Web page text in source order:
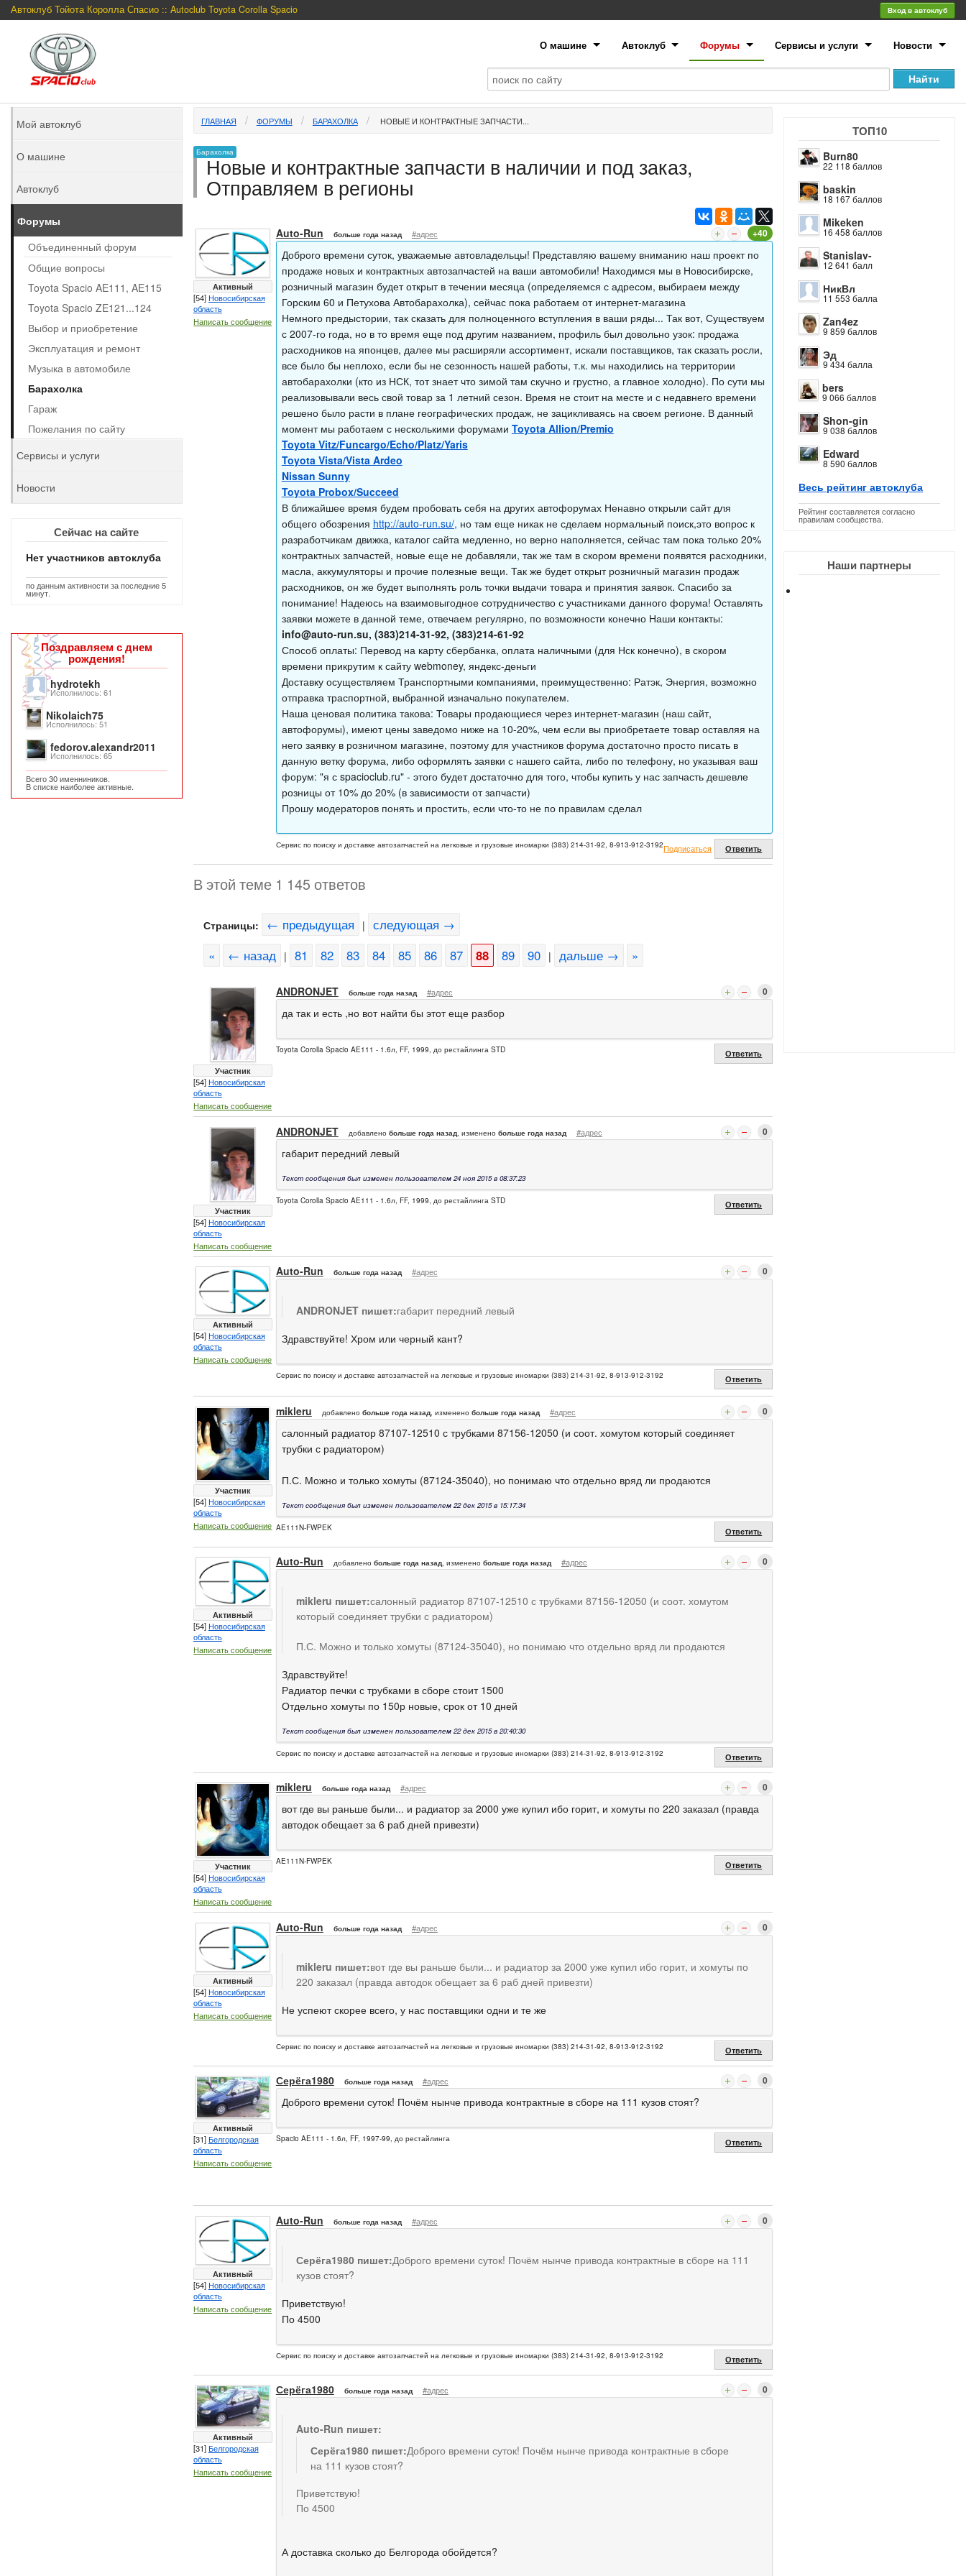
Автоклуб Тойота Королла Спасио :: Autoclub Toyota Corolla Spacio Вход в автоклуб
О машине Автоклуб Форумы Сервисы и услуги Новости
ТОП10
Burn80
22 118 баллов
baskin
18 167 баллов
Mikeken
16 458 баллов
Stanislav-
12 641 балл
НикВл
11 553 балла
Zan4ez
9 859 баллов
Эд
9 434 балла
bers
9 066 баллов
Shon-gin
9 038 баллов
Edward
8 590 баллов
Весь рейтинг автоклуба
Рейтинг составляется согласно
правилам сообщества.
Наши партнеры
ГЛАВНАЯ ФОРУМЫ БАРАХОЛКА НОВЫЕ И КОНТРАКТНЫЕ ЗАПЧАСТИ...
Барахолка
Новые и контрактные запчасти в наличии и под заказ,
Отправляем в регионы
Активный
[54]Новосибирская
область
Написать сообщение
Auto-Run больше года назад #адрес +40
Доброго времени суток, уважаемые автовладельцы! Представляю вашему вниманию наш проект по
продаже новых и контрактных автозапчастей на ваши автомобили! Находимся мы в Новосибирске,
розничный магазин будет открыт в течении месяца (определяемся с адресом, выбираем между
Горским 60 и Петухова Автобарахолка), сейчас пока работаем от интернет-магазина
Немного предыстории, так сказать для полноценного вступления в ваши ряды... Так вот, Существуем
с 2007-го года, но в то время еще под другим названием, профиль был довольно узок: продажа
расходников на японцев, далее мы расширяли ассортимент, искали поставщиков, так сказать росли,
все было бы неплохо, если бы не сезонность нашей работы, т.к. мы находились на территории
автобарахолки (кто из НСК, тот знает что зимой там скучно и грустно, а главное холодно). По сути мы
реализовывали весь свой товар за 1 летний сезон. Время не стоит на месте и с недавнего времени
решено было расти в плане географических продаж, не зацикливаясь на своем регионе. В данный
момент мы работаем с несколькими форумами Toyota Allion/Premio
Toyota Vitz/Funcargo/Echo/Platz/Yaris
Toyota Vista/Vista Ardeo
Nissan Sunny
Toyota Probox/Succeed
В ближайшее время будем пробовать себя на других автофорумах Ненавно открыли сайт для
общего обозрения http://auto-run.su/, но там еще никак не сделаем нормальный поиск,это вопрос к
разработчикам движка, каталог сайта медленно, но верно наполняется, сейчас там пока только 20%
контрактных запчастей, новые еще не добавляли, так же там в скором времени появятся расходники,
масла, аккумуляторы и прочие полезные вещи. Так же будет открыт розничный магазин продаж
расходников, он же будет выполнять роль точки выдачи товара и принятия заявок. Спасибо за
понимание! Надеюсь на взаимовыгодное сотрудничество с участниками данного форума! Оставлять
заявки можете в данной теме, отвечаем регулярно, по возможности конечно Наши контакты:
info@auto-run.su, (383)214-31-92, (383)214-61-92
Способ оплаты: Перевод на карту сбербанка, оплата наличными (для Нск конечно), в скором
времени прикрутим к сайту webmoney, яндекс-деньги
Доставку осуществляем Транспортными компаниями, преимущественно: Ратэк, Энергия, возможно
отправка траспортной, выбранной изначально покупателем.
Наша ценовая политика такова: Товары продающиеся через интернет-магазин (наш сайт,
автофорумы), имеют цены заведомо ниже на 10-20%, чем если вы приобретаете товар оставляя на
него заявку в розничном магазине, поэтому для участников форума достаточно просто писать в
данную ветку форума, либо оформлять заявки с нашего сайта, либо по телефону, но указывая ваш
форум: "я с spacioclub.ru" - этого будет достаточно для того, чтобы купить у нас запчасть дешевле
розницы от 10% до 20% (в зависимости от запчасти)
Прошу модераторов понять и простить, если что-то не по правилам сделал
Сервис по поиску и доставке автозапчастей на легковые и грузовые иномарки (383) 214-31-92, 8-913-912-3192Подписаться Ответить
В этой теме 1 145 ответов
Страницы: ← предыдущая | следующая →
«
← назад | 81 82 83 84 85 86 87 88 89 90 | дальше → »
Участник
[54]Новосибирская
область
Написать сообщение
ANDRONJET больше года назад #адрес 0
да так и есть ,но вот найти бы этот еще разбор
Toyota Corolla Spacio AE111 - 1.6л, FF, 1999, до рестайлинга STD Ответить
Участник
[54]Новосибирская
область
Написать сообщение
ANDRONJET добавлено больше года назад, изменено больше года назад #адрес 0
габарит передний левый
Текст сообщения был изменен пользователем 24 ноя 2015 в 08:37:23
Toyota Corolla Spacio AE111 - 1.6л, FF, 1999, до рестайлинга STD Ответить
Активный
[54]Новосибирская
область
Написать сообщение
Auto-Run больше года назад #адрес 0
ANDRONJET пишет:габарит передний левый
Здравствуйте! Хром или черный кант?
Сервис по поиску и доставке автозапчастей на легковые и грузовые иномарки (383) 214-31-92, 8-913-912-3192 Ответить
Участник
[54]Новосибирская
область
Написать сообщение
mikleru добавлено больше года назад, изменено больше года назад #адрес 0
салонный радиатор 87107-12510 с трубками 87156-12050 (и соот. хомутом который соединяет
трубки с радиатором)
П.С. Можно и только хомуты (87124-35040), но понимаю что отдельно вряд ли продаются
Текст сообщения был изменен пользователем 22 дек 2015 в 15:17:34
AE111N-FWPEK Ответить
Активный
[54]Новосибирская
область
Написать сообщение
Auto-Run добавлено больше года назад, изменено больше года назад #адрес 0
mikleru пишет:салонный радиатор 87107-12510 с трубками 87156-12050 (и соот. хомутом
который соединяет трубки с радиатором)
П.С. Можно и только хомуты (87124-35040), но понимаю что отдельно вряд ли продаются
Здравствуйте!
Радиатор печки с трубками в сборе стоит 1500
Отдельно хомуты по 150р новые, срок от 10 дней
Текст сообщения был изменен пользователем 22 дек 2015 в 20:40:30
Сервис по поиску и доставке автозапчастей на легковые и грузовые иномарки (383) 214-31-92, 8-913-912-3192 Ответить
Участник
[54]Новосибирская
область
Написать сообщение
mikleru больше года назад #адрес 0
вот где вы раньше были... и радиатор за 2000 уже купил ибо горит, и хомуты по 220 заказал (правда
автодок обещает за 6 раб дней привезти)
AE111N-FWPEK Ответить
Активный
[54]Новосибирская
область
Написать сообщение
Auto-Run больше года назад #адрес 0
mikleru пишет:вот где вы раньше были... и радиатор за 2000 уже купил ибо горит, и хомуты по
220 заказал (правда автодок обещает за 6 раб дней привезти)
Не успеют скорее всего, у нас поставщики одни и те же
Сервис по поиску и доставке автозапчастей на легковые и грузовые иномарки (383) 214-31-92, 8-913-912-3192 Ответить
Активный
[31]Белгородская
область
Написать сообщение
Серёга1980 больше года назад #адрес 0
Доброго времени суток! Почём нынче привода контрактные в сборе на 111 кузов стоят?
Spacio AE111 - 1.6л, FF, 1997-99, до рестайлинга Ответить
Активный
[54]Новосибирская
область
Написать сообщение
Auto-Run больше года назад #адрес 0
Серёга1980 пишет:Доброго времени суток! Почём нынче привода контрактные в сборе на 111
кузов стоят?
Приветствую!
По 4500
Сервис по поиску и доставке автозапчастей на легковые и грузовые иномарки (383) 214-31-92, 8-913-912-3192 Ответить
Активный
[31]Белгородская
область
Написать сообщение
Серёга1980 больше года назад #адрес 0
Auto-Run пишет:
Серёга1980 пишет:Доброго времени суток! Почём нынче привода контрактные в сборе
на 111 кузов стоят?
Приветствую!
По 4500
А доставка сколько до Белгорода обойдется?
Мой автоклуб
О машине
Автоклуб
Форумы
Объединенный форум
Общие вопросы
Toyota Spacio AE111, AE115
Toyota Spacio ZE121...124
Выбор и приобретение
Эксплуатация и ремонт
Музыка в автомобиле
Барахолка
Гараж
Пожелания по сайту
Сервисы и услуги
Новости
Сейчас на сайте
Нет участников автоклуба
по данным активности за последние 5
минут.
Поздравляем с днем
рождения!
hydrotekh
Исполнилось: 61
Nikolaich75
Исполнилось: 51
fedorov.alexandr2011
Исполнилось: 65
Всего 30 именниников.
В списке наиболее активные.